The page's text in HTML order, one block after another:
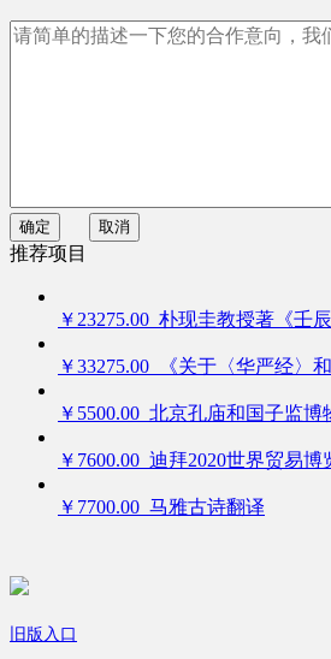
确定 取消
推荐项目
￥23275.00 朴现圭教授著《壬
￥33275.00 《关于〈华严经〉
￥5500.00 北京孔庙和国子监博
￥7600.00 迪拜2020世界贸易
￥7700.00 马雅古诗翻译
旧版入口